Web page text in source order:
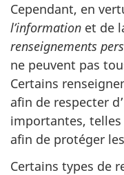
Cependant, en
l’information et de
renseignements
ne peuvent pas
Certains
afin de respecter
importantes,
afin de protéger
Certains types de